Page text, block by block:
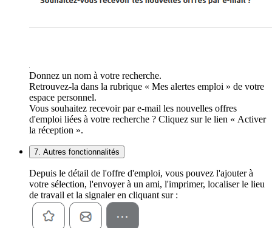
Donnez un nom à votre recherche.
Retrouvez-la dans la rubrique « Mes alertes emploi » de votre
espace personnel.
Vous souhaitez recevoir par e-mail les nouvelles offres
d'emploi liées à votre recherche ? Cliquez sur le lien « Activer
la réception ».
7. Autres fonctionnalités
Depuis le détail de l'offre d'emploi, vous pouvez l'ajouter à
votre sélection, l'envoyer à un ami, l'imprimer, localiser le lieu
de travail et la signaler en cliquant sur :